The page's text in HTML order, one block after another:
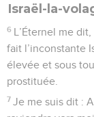
Israël-la-
6 L’Éternel me
fait l’inconstante
élevée et sous
prostituée.
7 Je me suis dit :